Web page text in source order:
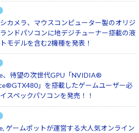
カメラ、マウスコンピューター製のオリジ
ンドパソコンに地デジチューナー搭載の液
モデルを含む2機種を発表！
、待望の次世代GPU「NVIDIA®
」を搭載したゲームユーザー必
スペックパソコンを発売！！
ゲームポットが運営する大人気オンライン